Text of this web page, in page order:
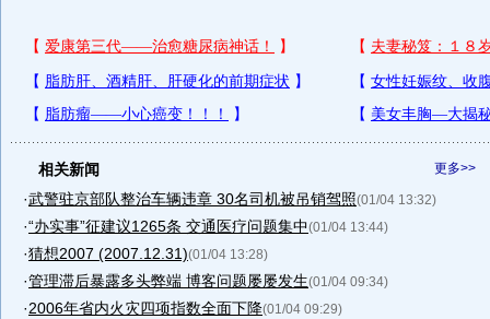
更多>>
相关新闻
·武警驻京部队整治车辆违章 30名司机被吊销驾照(01/04 13:32)
·“办实事”征建议1265条 交通医疗问题集中(01/04 13:44)
·猜想2007 (2007.12.31)(01/04 13:28)
·管理滞后暴露多头弊端 博客问题屡屡发生(01/04 09:34)
·2006年省内火灾四项指数全面下降(01/04 09:29)